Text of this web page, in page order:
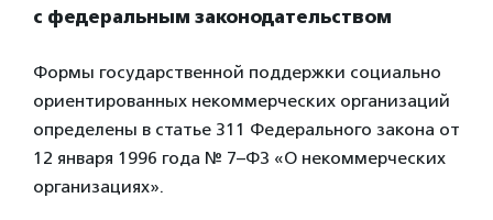
с федеральным законодательством
Формы государственной поддержки социально
ориентированных некоммерческих организаций
определены в статье 311 Федерального закона от
12 января 1996 года № 7–ФЗ «О некоммерческих
организациях».